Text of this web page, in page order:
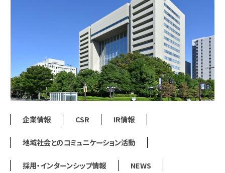
企業情報 CSR IR情報
地域社会とのコミュニケーション活動
採用・インターンシップ情報 NEWS